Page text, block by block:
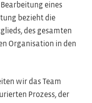
eines
bezieht die
des gesamten
Organisation in den
wir das Team
Prozess, der